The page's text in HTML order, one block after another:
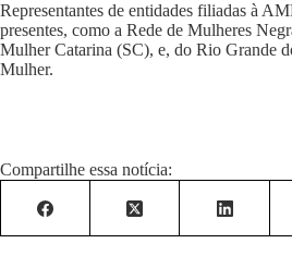
Representantes de entidades filiadas à
presentes, como a Rede de Mulheres
Mulher Catarina (SC), e, do Rio Grande
Mulher.
Compartilhe essa notícia: